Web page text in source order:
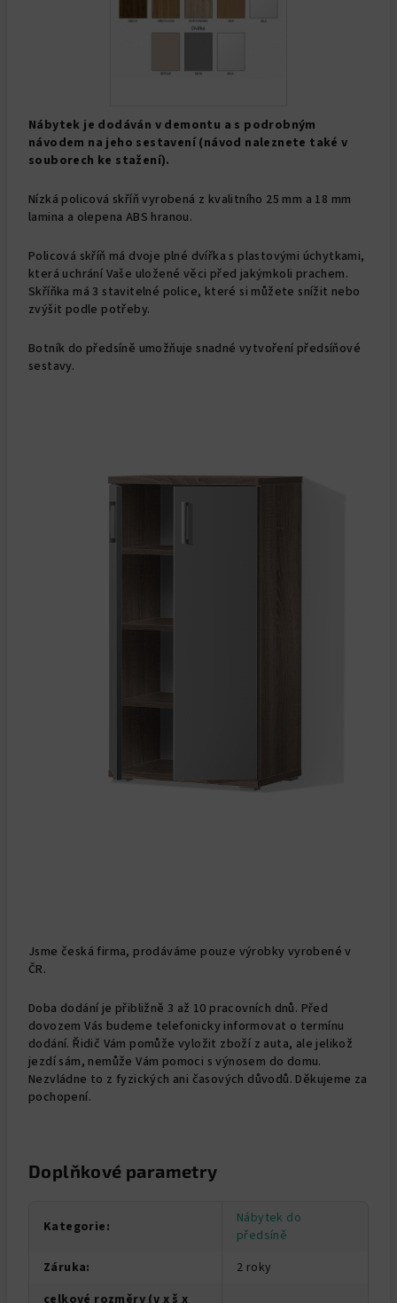
Nábytek je dodáván v demontu a s podrobným
návodem na jeho sestavení (návod naleznete také v
souborech ke stažení).
Nízká policová skříň vyrobená z kvalitního 25 mm a 18 mm
lamina a olepena ABS hranou.
Policová skříň má dvoje plné dvířka s plastovými úchytkami,
která uchrání Vaše uložené věci před jakýmkoli prachem.
Skříňka má 3 stavitelné police, které si můžete snížit nebo
zvýšit podle potřeby.
Botník do předsíně umožňuje snadné vytvoření předsíňové
sestavy.
Jsme česká firma, prodáváme pouze výrobky vyrobené v
ČR.
Doba dodání je přibližně 3 až 10 pracovních dnů. Před
dovozem Vás budeme telefonicky informovat o termínu
dodání. Řidič Vám pomůže vyložit zboží z auta, ale jelikož
jezdí sám, nemůže Vám pomoci s výnosem do domu.
Nezvládne to z fyzických ani časových důvodů. Děkujeme za
pochopení.
Doplňkové parametry
Kategorie:
Nábytek do
předsíně
Záruka:
2 roky